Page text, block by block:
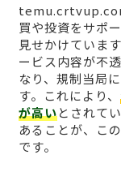
買や投資をサポ
見せかけていま
ービス内容が不
なり、規制当局
す。これにより、
が高いとされて
あることが、こ
です。